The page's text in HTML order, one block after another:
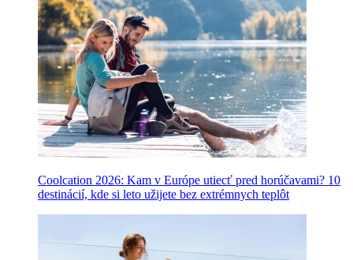
Coolcation 2026: Kam v Európe utiecť pred horúčavami? 10
destinácií, kde si leto užijete bez extrémnych teplôt